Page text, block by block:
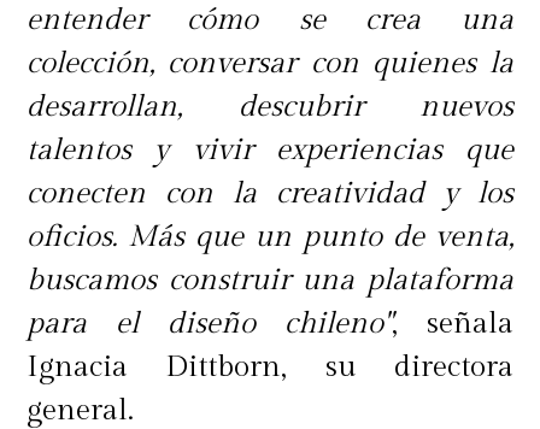
entender cómo se crea una
colección, conversar con quienes la
desarrollan, descubrir nuevos
talentos y vivir experiencias que
conecten con la creatividad y los
oficios. Más que un punto de venta,
buscamos construir una plataforma
para el diseño chileno", señala
Ignacia Dittborn, su directora
general.